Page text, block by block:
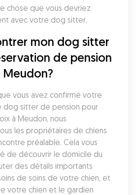
chose que vous devriez
avec votre dog sitter.
mon dog sitter
de pension
vous avez confirmé votre
dog sitter de pension pour
à Meudon, nous
les propriétaires de chiens
préalable. Cela vous
de découvrir le domicile du
des détails importants
de soins de votre chien, et
votre chien et le gardien